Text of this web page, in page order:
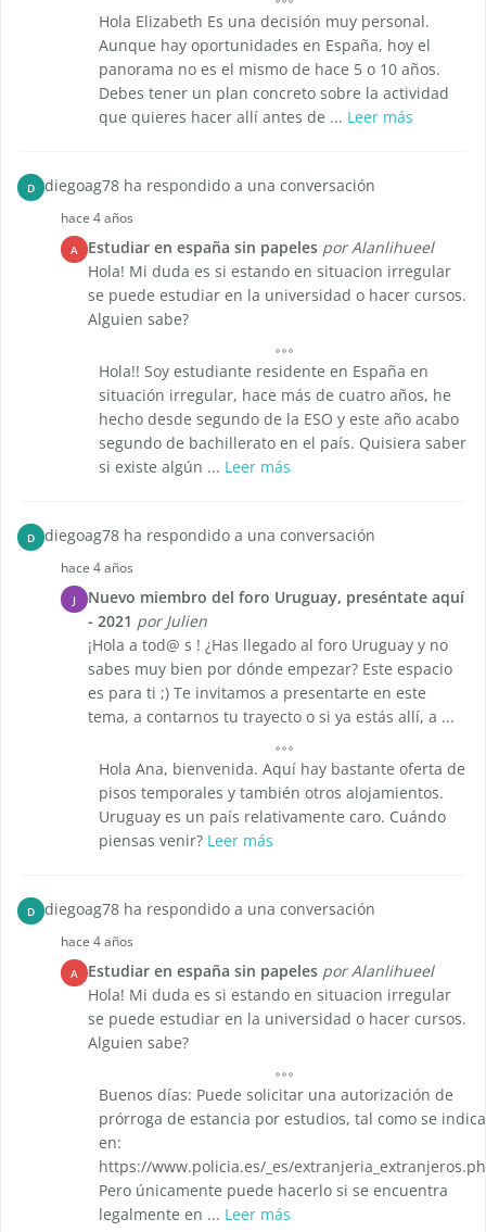
Hola Elizabeth Es una decisión muy personal.
Aunque hay oportunidades en España, hoy el
panorama no es el mismo de hace 5 o 10 años.
Debes tener un plan concreto sobre la actividad
que quieres hacer allí antes de ... Leer más
D diegoag78 ha respondido a una conversación
hace 4 años
A Estudiar en españa sin papeles por Alanlihueel
Hola! Mi duda es si estando en situacion irregular
se puede estudiar en la universidad o hacer cursos.
Alguien sabe?
Hola!! Soy estudiante residente en España en
situación irregular, hace más de cuatro años, he
hecho desde segundo de la ESO y este año acabo
segundo de bachillerato en el país. Quisiera saber
si existe algún ... Leer más
D diegoag78 ha respondido a una conversación
hace 4 años
J
Nuevo miembro del foro Uruguay, preséntate aquí
- 2021 por Julien
¡Hola a tod@ s ! ¿Has llegado al foro Uruguay y no
sabes muy bien por dónde empezar? Este espacio
es para ti ;) Te invitamos a presentarte en este
tema, a contarnos tu trayecto o si ya estás allí, a ...
Hola Ana, bienvenida. Aquí hay bastante oferta de
pisos temporales y también otros alojamientos.
Uruguay es un país relativamente caro. Cuándo
piensas venir? Leer más
D diegoag78 ha respondido a una conversación
hace 4 años
A Estudiar en españa sin papeles por Alanlihueel
Hola! Mi duda es si estando en situacion irregular
se puede estudiar en la universidad o hacer cursos.
Alguien sabe?
Buenos días: Puede solicitar una autorización de
prórroga de estancia por estudios, tal como se indica
en:
https://www.policia.es/_es/
Pero únicamente puede hacerlo si se encuentra
legalmente en ... Leer más